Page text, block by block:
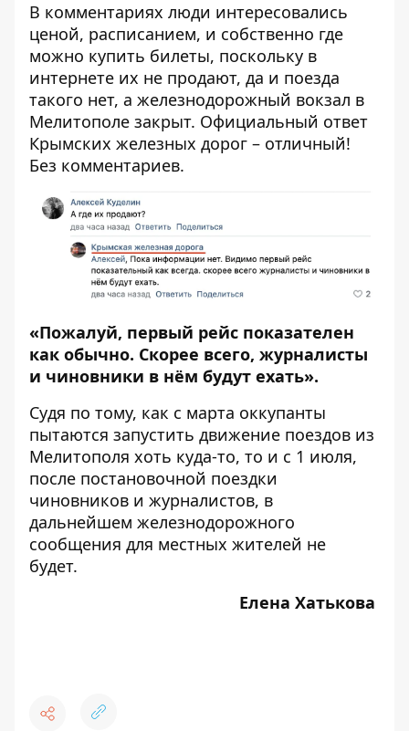
В комментариях люди интересовались
ценой, расписанием, и собственно где
можно купить билеты, поскольку в
интернете их не продают, да и поезда
такого нет, а железнодорожный вокзал в
Мелитополе закрыт. Официальный ответ
Крымских железных дорог – отличный!
Без комментариев.
«Пожалуй, первый рейс показателен
как обычно. Скорее всего, журналисты
и чиновники в нём будут ехать».
Судя по тому, как с марта оккупанты
пытаются запустить движение поездов из
Мелитополя хоть куда-то, то и с 1 июля,
после постановочной поездки
чиновников и журналистов, в
дальнейшем железнодорожного
сообщения для местных жителей не
будет.
Елена Хатькова